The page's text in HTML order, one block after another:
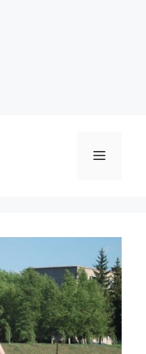
Menu